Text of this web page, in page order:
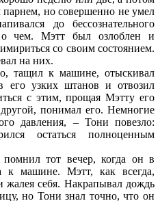
но совершенно не умел
до бессознательного
о чем. Мэтт был озлоблен и
со своим состоянием.
на них.
тащил к машине, отыскивал
узких штанов и отвозил
с этим, прощая Мэтту его
понимал его. Немногие
давления, – Тони повезло:
остаться полноценным
тот вечер, когда он в
к машине. Мэтт, как всегда,
жалея себя. Накрапывал дождь
но Тони знал точно, что он